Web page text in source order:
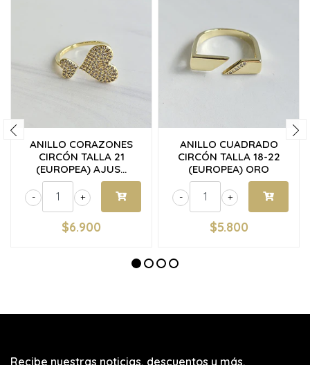
ANILLO CORAZONES
CIRCÓN TALLA 21
(EUROPEA) AJUS...
+
-
$6.900
ANILLO CUADRADO
CIRCÓN TALLA 18-22
(EUROPEA) ORO
+
-
$5.800
Recibe nuestras noticias, descuentos y más.